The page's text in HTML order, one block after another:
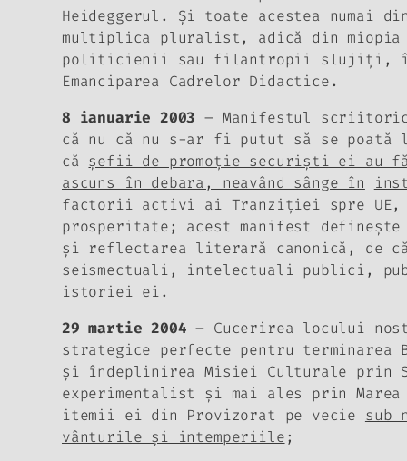
Heideggerul. Şi toate acestea numai
multiplica pluralist, adică din
politicienii sau filantropii slujiţi,
Emanciparea Cadrelor Didactice.
8 ianuarie 2003 – Manifestul
că nu că nu s-ar fi putut să se poată
că şefii de promoţie securişti ei au
ascuns în debara, neavând sânge în
factorii activi ai Tranziţiei spre UE,
prosperitate; acest manifest
şi reflectarea literară canonică, de
seismectuali, intelectuali publici,
istoriei ei.
29 martie 2004 – Cucerirea locului
strategice perfecte pentru
şi îndeplinirea Misiei Culturale prin
experimentalist şi mai ales prin
itemii ei din Provizorat pe vecie sub
vânturile şi intemperiile;